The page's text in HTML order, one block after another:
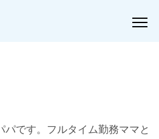
パです。フルタイム勤務ママと